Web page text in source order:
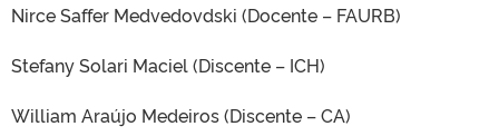
Nirce Saffer Medvedovdski (Docente – FAURB)
Stefany Solari Maciel (Discente – ICH)
William Araújo Medeiros (Discente – CA)